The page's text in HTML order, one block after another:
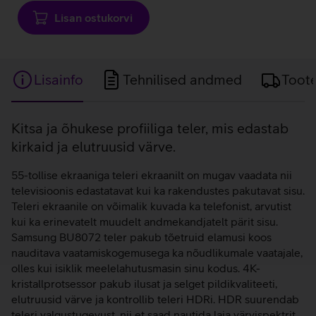
laadimine
Lisan ostukorvi
Lisainfo Tehnilised andmed
Lisainfo
Kitsa ja õhukese profiiliga teler, mis edastab
kirkaid ja elutruusid värve.
55-tollise ekraaniga teleri ekraanilt on mugav vaadata nii
televisioonis edastatavat kui ka rakendustes pakutavat sisu.
Teleri ekraanile on võimalik kuvada ka telefonist, arvutist
kui ka erinevatelt muudelt andmekandjatelt pärit sisu.
Samsung BU8072 teler pakub tõetruid elamusi koos
nauditava vaatamiskogemusega ka nõudlikumale vaatajale,
olles kui isiklik meelelahutusmasin sinu kodus. 4K-
kristallprotsessor pakub ilusat ja selget pildikvaliteeti,
elutruusid värve ja kontrollib teleri HDRi. HDR suurendab